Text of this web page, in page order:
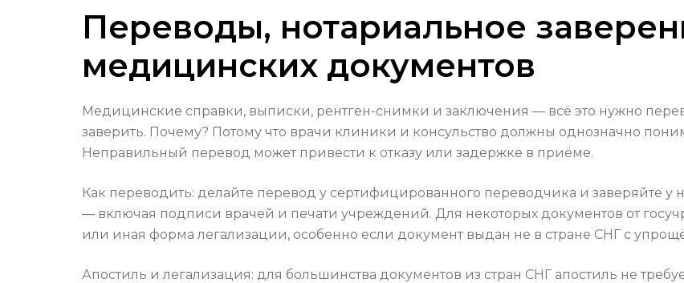
Переводы, нотариальное
медицинских документов
Медицинские справки, выписки, рентген-снимки и заключения — всё это нужно
заверить. Почему? Потому что врачи клиники и консульство должны однозначно
Неправильный перевод может привести к отказу или задержке в приёме.
Как переводить: делайте перевод у сертифицированного переводчика и заверяйте
— включая подписи врачей и печати учреждений. Для некоторых документов от
или иная форма легализации, особенно если документ выдан не в стране СНГ с
Апостиль и легализация: для большинства документов из стран СНГ апостиль не